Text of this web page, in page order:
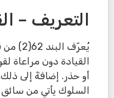
التعريف –
يُعرّف
القيادة دون مراعاة
أو حذر. إضافةً إلى
السلوك يأتي من سائق